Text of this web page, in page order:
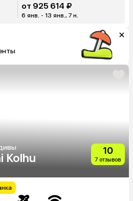
от 925 614 ₽
6 янв. - 13 янв., 7 н.
Kolhu
10
7 отзывов